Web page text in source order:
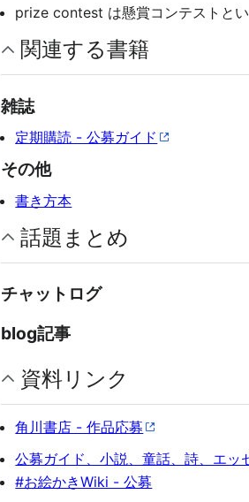
prize contest は懸賞コンテストとい
関連する書籍
雑誌
定期購読 - 公募ガイド
その他
書き方本
話題まとめ
チャットログ
blog記事
資料リンク
角川書店 - 作品応募
公募ガイド、小説、童話、詩、エッ
#お絵かきWiki - 公募